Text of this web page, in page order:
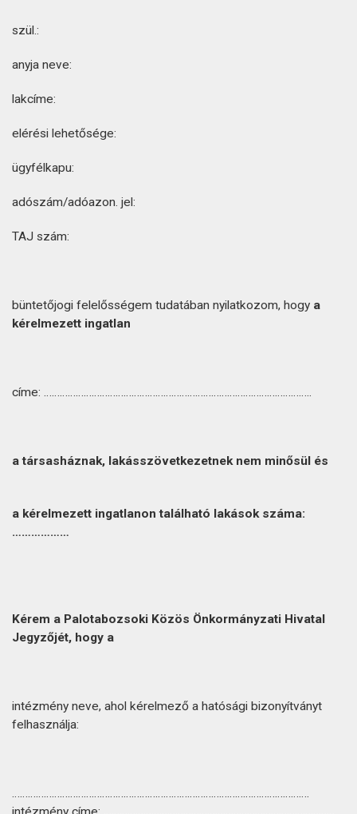
szül.:
anyja neve:
lakcíme:
elérési lehetősége:
ügyfélkapu:
adószám/adóazon. jel:
TAJ szám:
büntetőjogi felelősségem tudatában nyilatkozom, hogy a
kérelmezett ingatlan
címe: ………………………………………………………………………………………..
a társasháznak, lakásszövetkezetnek nem minősül és
a kérelmezett ingatlanon található lakások száma:
………………
Kérem a Palotabozsoki Közös Önkormányzati Hivatal
Jegyzőjét, hogy a
intézmény neve, ahol kérelmező a hatósági bizonyítványt
felhasználja:
………………………………………………………………………………………………….